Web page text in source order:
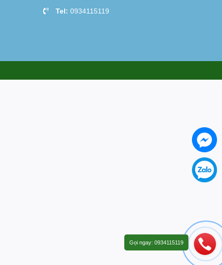
Tel: 0934115119
Gọi ngay: 0934115119